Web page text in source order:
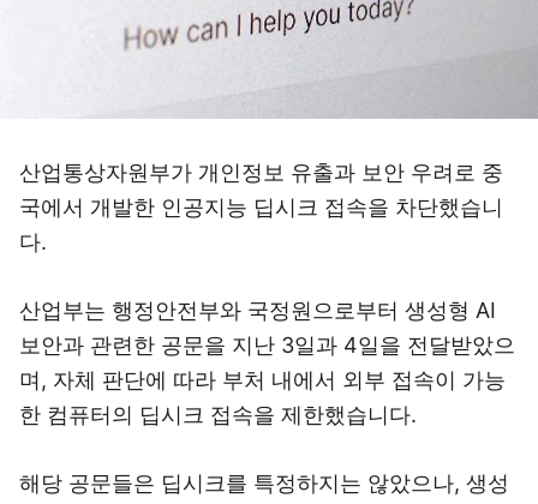
산업통상자원부가 개인정보 유출과 보안 우려로 중
국에서 개발한 인공지능 딥시크 접속을 차단했습니
다.
산업부는 행정안전부와 국정원으로부터 생성형 AI
보안과 관련한 공문을 지난 3일과 4일을 전달받았으
며, 자체 판단에 따라 부처 내에서 외부 접속이 가능
한 컴퓨터의 딥시크 접속을 제한했습니다.
해당 공문들은 딥시크를 특정하지는 않았으나, 생성